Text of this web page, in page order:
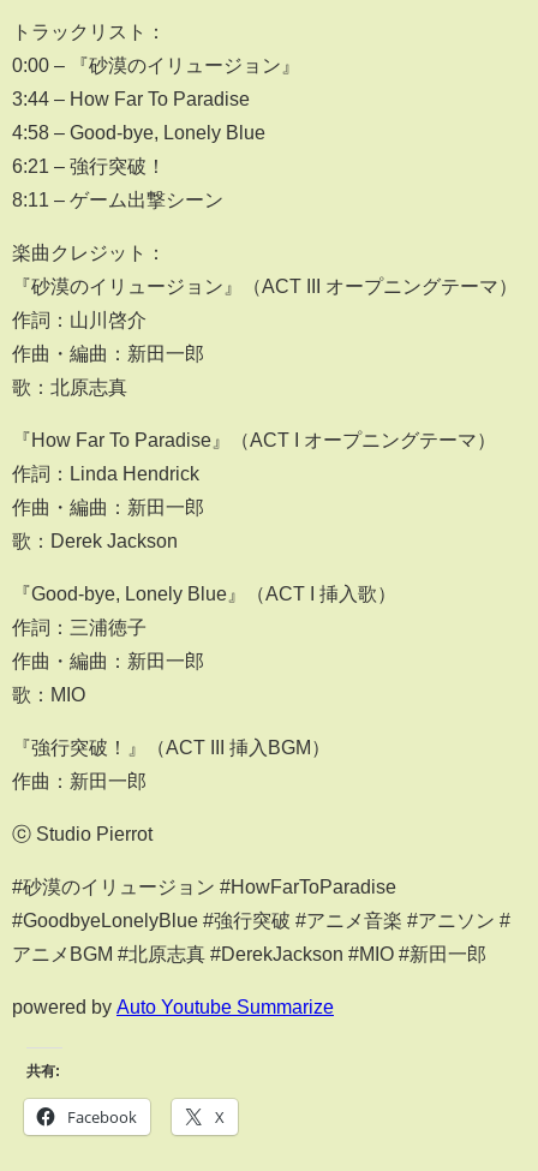
トラックリスト：
0:00 – 『砂漠のイリュージョン』
3:44 – How Far To Paradise
4:58 – Good-bye, Lonely Blue
6:21 – 強行突破！
8:11 – ゲーム出撃シーン
楽曲クレジット：
『砂漠のイリュージョン』（ACT III オープニングテーマ）
作詞：山川啓介
作曲・編曲：新田一郎
歌：北原志真
『How Far To Paradise』（ACT I オープニングテーマ）
作詞：Linda Hendrick
作曲・編曲：新田一郎
歌：Derek Jackson
『Good-bye, Lonely Blue』（ACT I 挿入歌）
作詞：三浦徳子
作曲・編曲：新田一郎
歌：MIO
『強行突破！』（ACT III 挿入BGM）
作曲：新田一郎
ⓒ Studio Pierrot
#砂漠のイリュージョン #HowFarToParadise
#GoodbyeLonelyBlue #強行突破 #アニメ音楽 #アニソン #
アニメBGM #北原志真 #DerekJackson #MIO #新田一郎
powered by Auto Youtube Summarize
共有:
Facebook X